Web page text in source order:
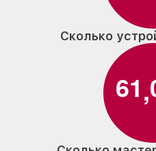
Сколько
61,